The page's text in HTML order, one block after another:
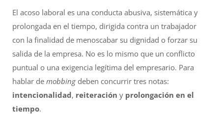
El acoso laboral es una conducta abusiva, sistemática y
prolongada en el tiempo, dirigida contra un trabajador
con la finalidad de menoscabar su dignidad o forzar su
salida de la empresa. No es lo mismo que un conflicto
puntual o una exigencia legítima del empresario. Para
hablar de mobbing deben concurrir tres notas:
intencionalidad, reiteración y prolongación en el
tiempo.